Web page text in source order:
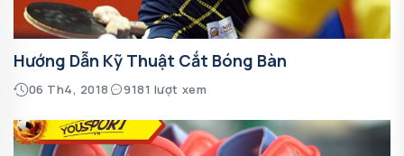
Hướng Dẫn Kỹ Thuật Cắt Bóng Bàn
06 Th4, 2018 9181 lượt xem